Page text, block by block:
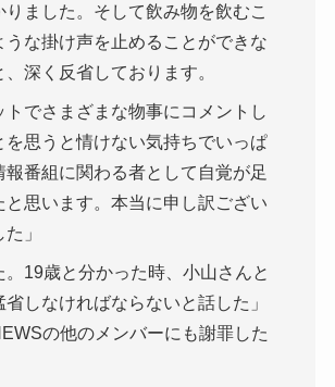
りました。そして飲み物を飲むこ
うな掛け声を止めることができな
深く反省しております。
トでさまざまな物事にコメントし
を思うと情けない気持ちでいっぱ
報番組に関わる者として自覚が足
と思います。本当に申し訳ござい
」
。19歳と分かった時、小山さんと
省しなければならないと話した」
の他のメンバーにも謝罪した